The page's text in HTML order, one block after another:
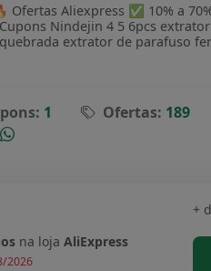
Aliexpress ✅ 10% a
Nindejin 4 5 6pcs
extrator de parafuso
1 Ofertas: 189
na loja AliExpress
2026
+